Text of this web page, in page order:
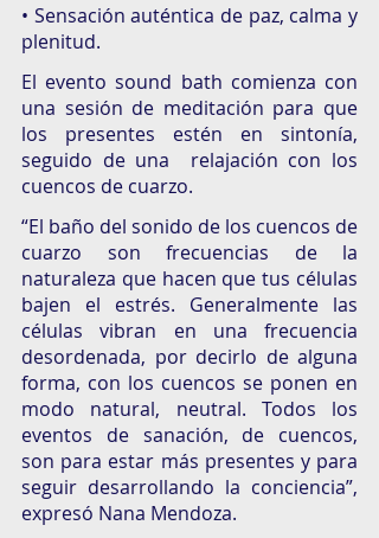
• Sensación auténtica de paz, calma y
plenitud.
El evento sound bath comienza con
una sesión de meditación para que
los presentes estén en sintonía,
seguido de una  relajación con los
cuencos de cuarzo.
“El baño del sonido de los cuencos de
cuarzo son frecuencias de la
naturaleza que hacen que tus células
bajen el estrés. Generalmente las
células vibran en una frecuencia
desordenada, por decirlo de alguna
forma, con los cuencos se ponen en
modo natural, neutral. Todos los
eventos de sanación, de cuencos,
son para estar más presentes y para
seguir desarrollando la conciencia”,
expresó Nana Mendoza.